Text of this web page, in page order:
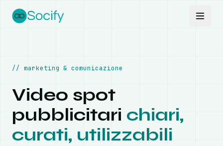
Vai al contenuto
// marketing & comunicazione
Video spot
pubblicitari chiari,
curati, utilizzabili